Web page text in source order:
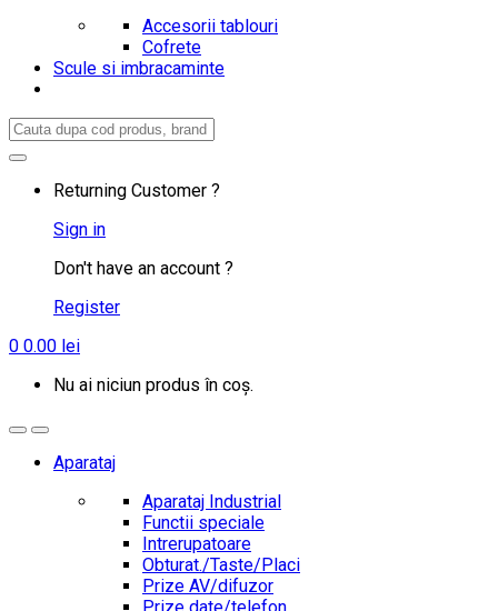
Accesorii tablouri
Cofrete
Scule si imbracaminte
Search
Returning Customer ?
Sign in
Don't have an account ?
Register
0 0.00 lei
Nu ai niciun produs în coș.
Aparataj
Aparataj Industrial
Functii speciale
Intrerupatoare
Obturat./Taste/Placi
Prize AV/difuzor